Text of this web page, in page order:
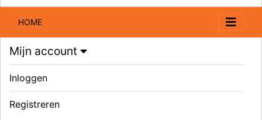
HOME
Mijn account
Inloggen
Registreren